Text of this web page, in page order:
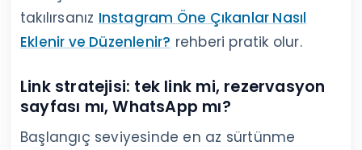
takılırsanız Instagram Öne Çıkanlar Nasıl
Eklenir ve Düzenlenir? rehberi pratik olur.
Link stratejisi: tek link mi, rezervasyon
sayfası mı, WhatsApp mı?
Başlangıç seviyesinde en az sürtünme